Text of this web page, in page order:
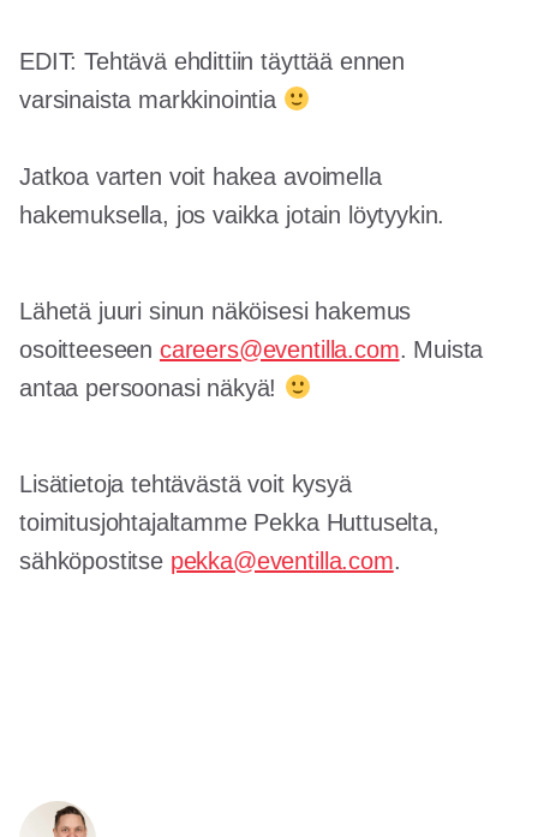
EDIT: Tehtävä ehdittiin täyttää ennen
varsinaista markkinointia
Jatkoa varten voit hakea avoimella
hakemuksella, jos vaikka jotain löytyykin.
Lähetä juuri sinun näköisesi hakemus
osoitteeseen careers@eventilla.com. Muista
antaa persoonasi näkyä!
Lisätietoja tehtävästä voit kysyä
toimitusjohtajaltamme Pekka Huttuselta,
sähköpostitse pekka@eventilla.com.